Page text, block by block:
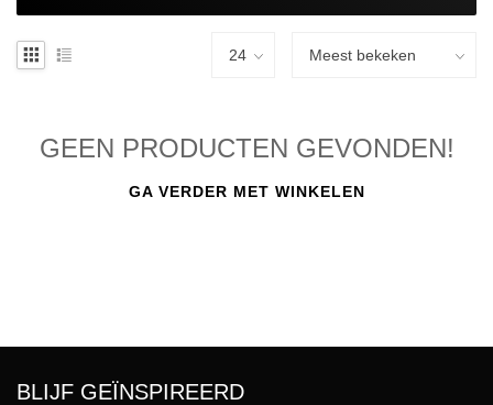
GEEN PRODUCTEN GEVONDEN!
GA VERDER MET WINKELEN
BLIJF GEÏNSPIREERD